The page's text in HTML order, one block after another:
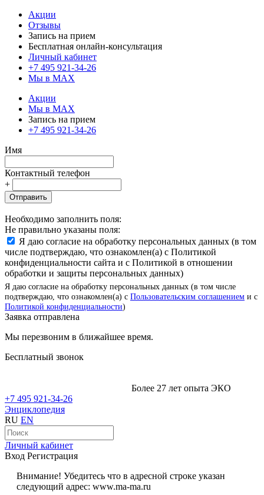
Акции
Отзывы
Запись на прием
Бесплатная онлайн-консультация
Личный кабинет
+7 495 921-34-26
Мы в MAX
Акции
Мы в MAX
Запись на прием
+7 495 921-34-26
Имя
Контактный телефон
+
Отправить
Необходимо заполнить поля:
Не правильно указаны поля:
Я даю согласие на обработку персональных данных (в том
числе подтверждаю, что ознакомлен(а) с Политикой
конфиденциальности сайта и с Политикой в отношении
обработки и защиты персональных данных)
Я даю согласие на обработку персональных данных (в том числе
подтверждаю, что ознакомлен(а) с Пользовательским соглашением и с
Политикой конфиденциальности)
Заявка отправлена
Мы перезвоним в ближайшее время.
Бесплатный звонок
Более 27 лет опыта ЭКО
+7 495 921-34-26
Энциклопедия
RU EN
Личный кабинет
Вход Регистрация
Внимание! Убедитесь что в адресной строке указан
следующий адрес: www.ma-ma.ru